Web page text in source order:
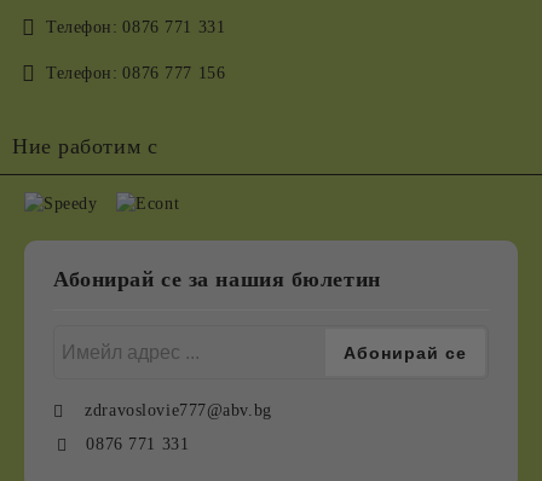
Телефон: 0876 771 331
Телефон: 0876 777 156
Ние работим с
Абонирай се за нашия бюлетин
zdravoslovie777@abv.bg
0876 771 331